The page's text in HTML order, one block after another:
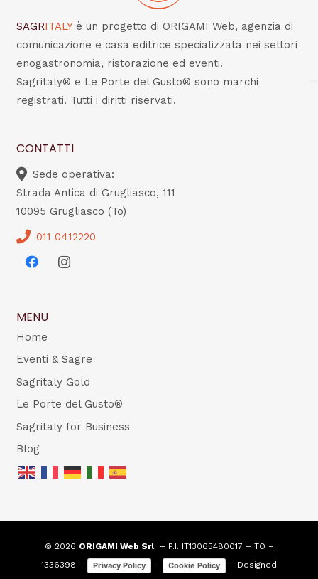
SAGRITALY è un progetto di ORIGAMI Web, agenzia di
comunicazione e casa editrice specializzata nei settori
enogastronomia, ristorazione ed eventi.
Sagritaly® e Le Porte del Gusto® sono marchi
registrati. Tutti i diritti riservati.
CONTATTI
Sede operativa:
Strada Antica di Grugliasco, 111
10095 Grugliasco (To)
011 0412220
MENU
Home
Eventi & Sagre
Sagritaly Gold
Le Porte del Gusto®
Sagritaly for Business
Blog
© 2026 ORIGAMI Web Srl– P.I. IT13065480017 – TO –
1336398 –
Privacy Policy – Cookie Policy
– Designed